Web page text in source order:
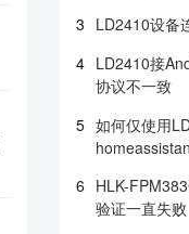
3 LD2410设备
4 LD2410接
协议不一致
5 如何仅使用
6 HLK-
验证一直失败